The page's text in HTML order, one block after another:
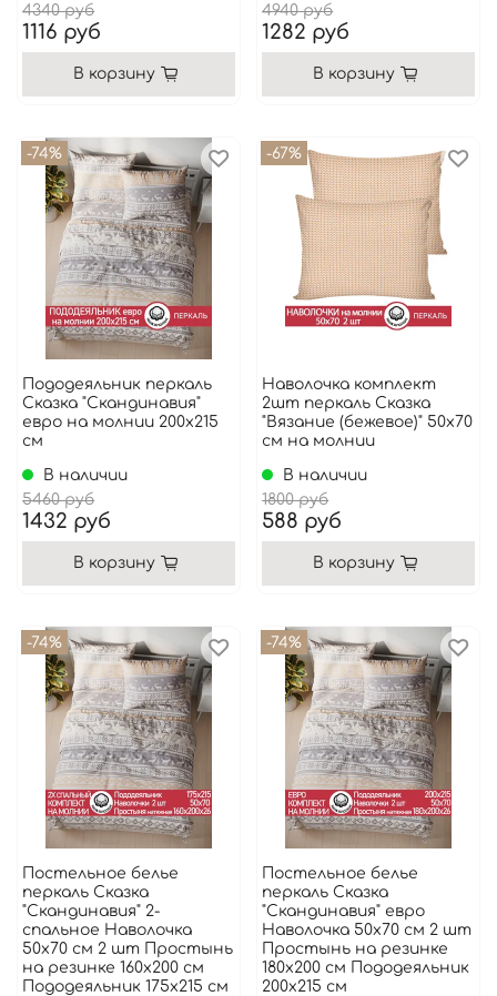
4340 руб
1116 руб
В корзину
4940 руб
1282 руб
В корзину
-74%
Пододеяльник перкаль
Сказка "Скандинавия"
евро на молнии 200x215
см
В наличии
5460 руб
1432 руб
В корзину
-67%
Наволочка комплект
2шт перкаль Сказка
"Вязание (бежевое)" 50x70
см на молнии
В наличии
1800 руб
588 руб
В корзину
-74%
Постельное белье
перкаль Сказка
"Скандинавия" 2-
спальное Наволочка
50х70 см 2 шт Простынь
на резинке 160x200 см
Пододеяльник 175x215 см
-74%
Постельное белье
перкаль Сказка
"Скандинавия" евро
Наволочка 50х70 см 2 шт
Простынь на резинке
180x200 см Пододеяльник
200x215 см